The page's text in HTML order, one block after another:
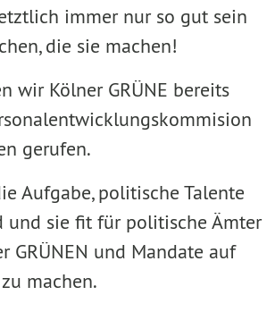
immer nur so gut sein
die sie machen!
wir Kölner GRÜNE bereits
gerufen.
Aufgabe, politische Talente
und sie fit für politische Ämter
GRÜNEN und Mandate auf
machen.